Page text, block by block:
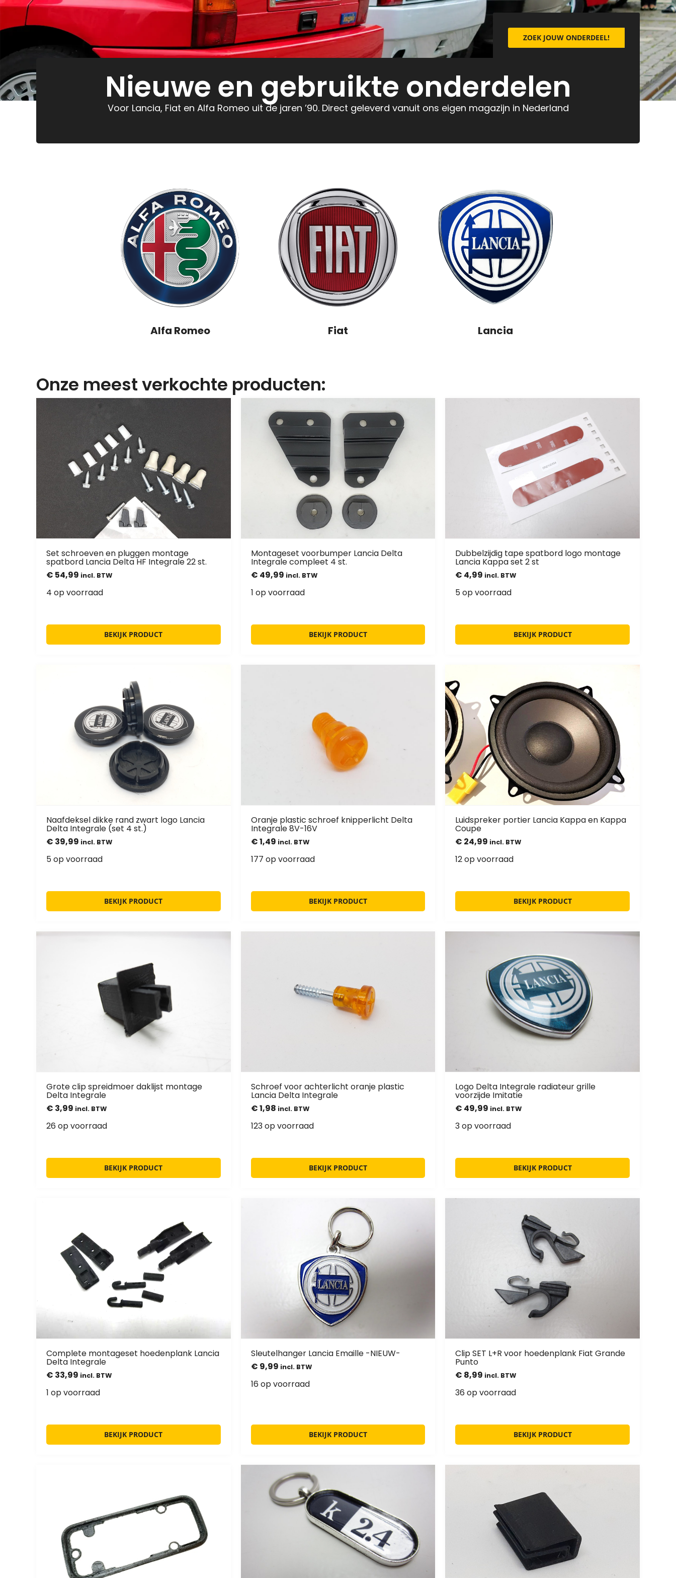
ZOEK JOUW ONDERDEEL!
Nieuwe en gebruikte onderdelen
Voor Lancia, Fiat en Alfa Romeo uit de jaren ’90. Direct geleverd vanuit ons eigen magazijn in Nederland
Alfa Romeo Fiat Lancia
Onze meest verkochte producten:
Set schroeven en pluggen montage
spatbord Lancia Delta HF Integrale 22 st.
€ 54,99 incl. BTW
4 op voorraad
BEKIJK PRODUCT
Montageset voorbumper Lancia Delta
Integrale compleet 4 st.
€ 49,99 incl. BTW
1 op voorraad
BEKIJK PRODUCT
Dubbelzijdig tape spatbord logo montage
Lancia Kappa set 2 st
€ 4,99 incl. BTW
5 op voorraad
BEKIJK PRODUCT
Naafdeksel dikke rand zwart logo Lancia
Delta Integrale (set 4 st.)
€ 39,99 incl. BTW
5 op voorraad
BEKIJK PRODUCT
Oranje plastic schroef knipperlicht Delta
Integrale 8V-16V
€1,49 incl. BTW
177 op voorraad
BEKIJK PRODUCT
Luidspreker portier Lancia Kappa en Kappa
Coupe
€ 24,99 incl. BTW
12 op voorraad
BEKIJK PRODUCT
Grote clip spreidmoer daklijst montage
Delta Integrale
€ 3,99 incl. BTW
26 op voorraad
BEKIJK PRODUCT
Schroef voor achterlicht oranje plastic
Lancia Delta Integrale
€1,98 incl. BTW
123 op voorraad
BEKIJK PRODUCT
Logo Delta Integrale radiateur grille
voorzijde Imitatie
€ 49,99 incl. BTW
3 op voorraad
BEKIJK PRODUCT
Complete montageset hoedenplank Lancia
Delta Integrale
€ 33,99 incl. BTW
1 op voorraad
BEKIJK PRODUCT
Sleutelhanger Lancia Emaille -NIEUW-
€ 9,99 incl. BTW
16 op voorraad
BEKIJK PRODUCT
Clip SET L+R voor hoedenplank Fiat Grande
Punto
€ 8,99 incl. BTW
36 op voorraad
BEKIJK PRODUCT